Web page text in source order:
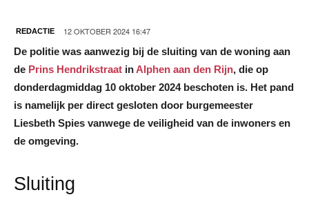
REDACTIE 12 OKTOBER 2024 16:47
De politie was aanwezig bij de sluiting van de woning aan
de Prins Hendrikstraat inAlphen aan den Rijn, die op
donderdagmiddag 10 oktober 2024 beschoten is. Het pand
is namelijk per direct gesloten door burgemeester
Liesbeth Spies vanwege de veiligheid van de inwoners en
de omgeving.
Sluiting